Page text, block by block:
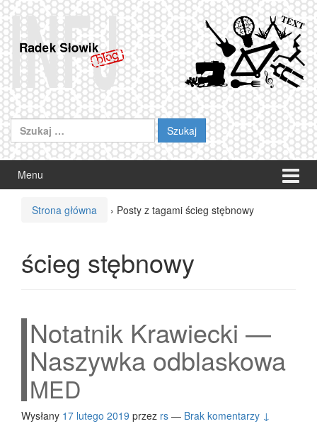
Przeskocz
do
treści
Przejdź
do
menu
głównego
Szukaj:
Menu
Strona główna › Posty z tagami ścieg stębnowy
ścieg stębnowy
Notatnik Krawiecki —
Naszywka odblaskowa
MED
Wysłany 17 lutego 2019 przez rs — Brak komentarzy ↓